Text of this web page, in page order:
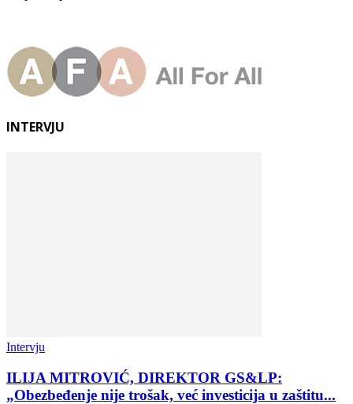
INTERVJU
Intervju
ILIJA MITROVIĆ, DIREKTOR GS&LP:
„Obezbeđenje nije trošak, već investicija u zaštitu...